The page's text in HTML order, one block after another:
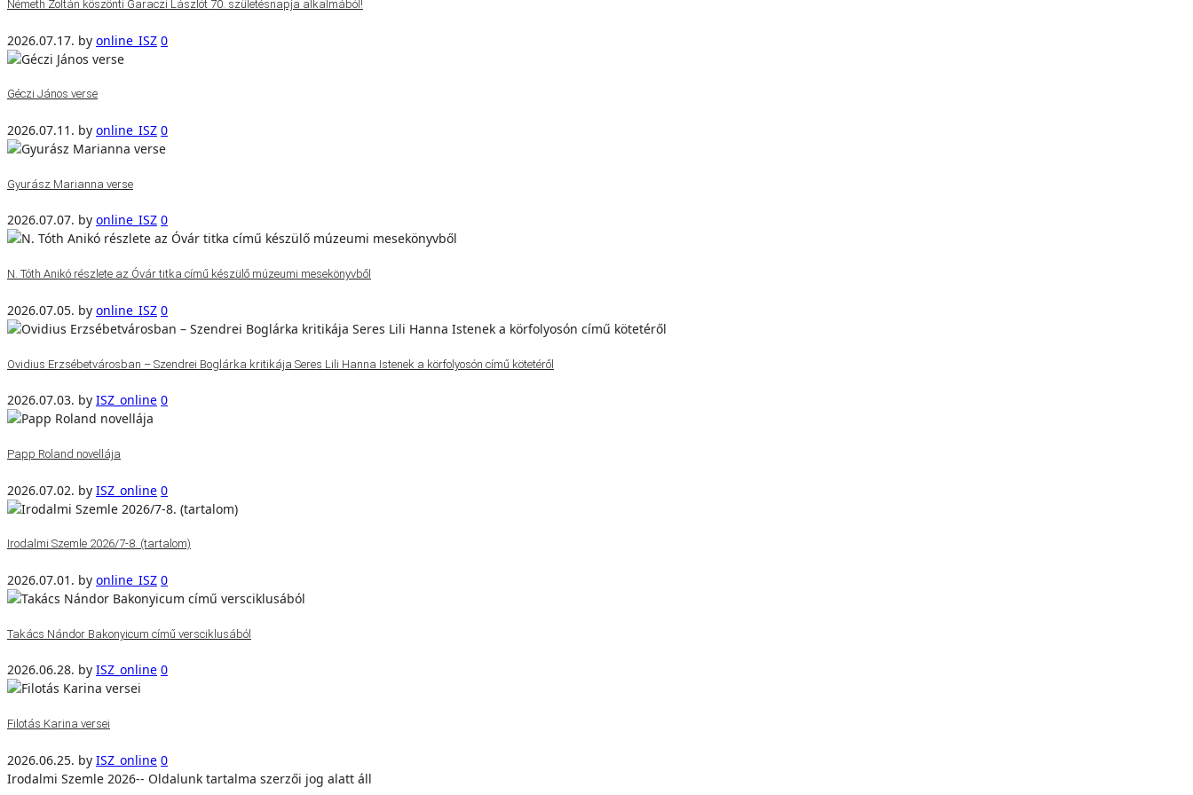
Németh Zoltán köszönti Garaczi Lászlót 70. születésnapja alkalmából!
2026.07.17. by online_ISZ 0
Géczi János verse
2026.07.11. by online_ISZ 0
Gyurász Marianna verse
2026.07.07. by online_ISZ 0
N. Tóth Anikó részlete az Óvár titka című készülő múzeumi mesekönyvből
2026.07.05. by online_ISZ 0
Ovidius Erzsébetvárosban – Szendrei Boglárka kritikája Seres Lili Hanna Istenek a körfolyosón című kötetéről
2026.07.03. by ISZ_online 0
Papp Roland novellája
2026.07.02. by ISZ_online 0
Irodalmi Szemle 2026/7-8. (tartalom)
2026.07.01. by online_ISZ 0
Takács Nándor Bakonyicum című versciklusából
2026.06.28. by ISZ_online 0
Filotás Karina versei
2026.06.25. by ISZ_online 0
Irodalmi Szemle 2026-- Oldalunk tartalma szerzői jog alatt áll